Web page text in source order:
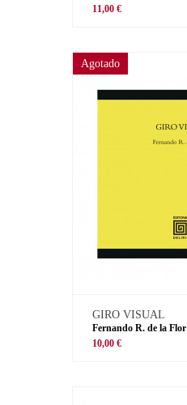
11,00 €
Agotado
GIRO VISUAL
Fernando R. de la Flor
10,00 €